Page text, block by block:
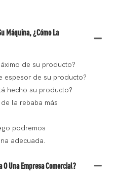
Máquina, ¿cómo La
de su producto?
espesor de su producto?
hecho su producto?
la rebaba más
podremos
adecuada.
O Una Empresa Comercial?